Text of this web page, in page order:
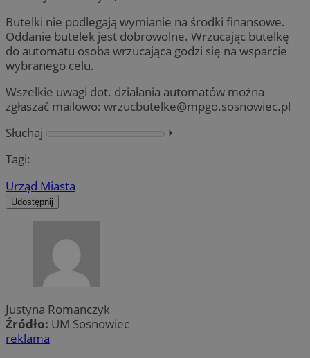
Butelki nie podlegają wymianie na środki finansowe.
Oddanie butelek jest dobrowolne. Wrzucając butelkę
do automatu osoba wrzucająca godzi się na wsparcie
wybranego celu.
Wszelkie uwagi dot. działania automatów można
zgłaszać mailowo: wrzucbutelke@mpgo.sosnowiec.pl
Słuchaj
⏵︎
Tagi:
Urząd Miasta
Udostępnij
Justyna Romanczyk
Źródło: UM Sosnowiec
reklama